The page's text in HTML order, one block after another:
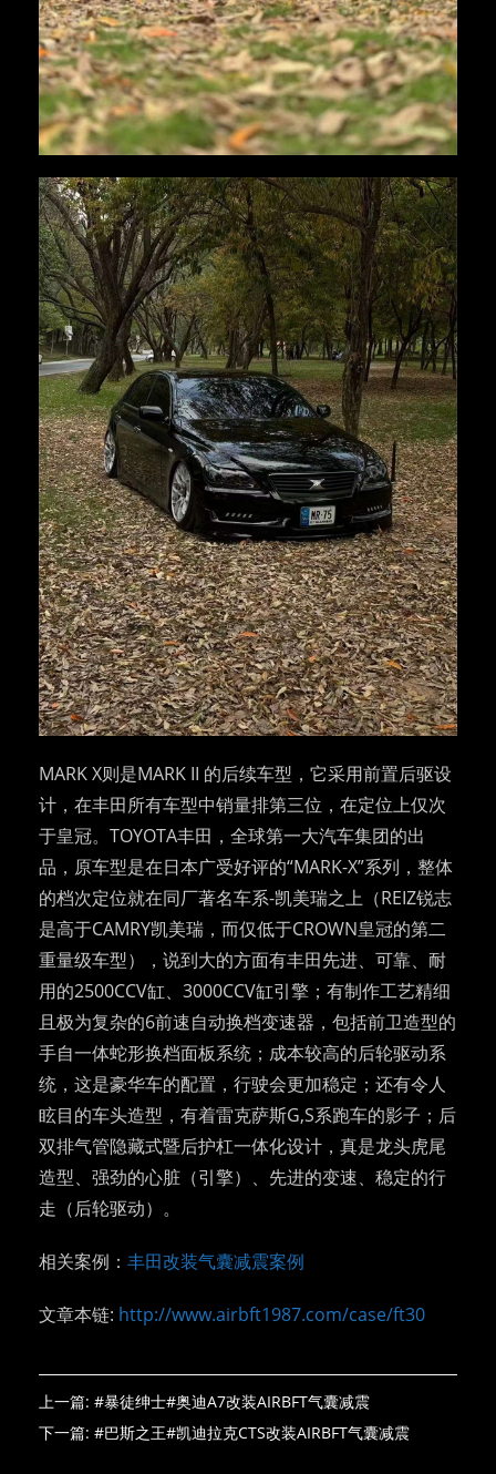
MARK X则是MARK II 的后续车型，它采用前置后驱设
计，在丰田所有车型中销量排第三位，在定位上仅次
于皇冠。TOYOTA丰田，全球第一大汽车集团的出
品，原车型是在日本广受好评的“MARK-X”系列，整体
的档次定位就在同厂著名车系-凯美瑞之上（REIZ锐志
是高于CAMRY凯美瑞，而仅低于CROWN皇冠的第二
重量级车型），说到大的方面有丰田先进、可靠、耐
用的2500CCV缸、3000CCV缸引擎；有制作工艺精细
且极为复杂的6前速自动换档变速器，包括前卫造型的
手自一体蛇形换档面板系统；成本较高的后轮驱动系
统，这是豪华车的配置，行驶会更加稳定；还有令人
眩目的车头造型，有着雷克萨斯G,S系跑车的影子；后
双排气管隐藏式暨后护杠一体化设计，真是龙头虎尾
造型、强劲的心脏（引擎）、先进的变速、稳定的行
走（后轮驱动）。
相关案例： 丰田改装气囊减震案例
文章本链: http://www.airbft1987.com/case/ft30
上一篇: #暴徒绅士#奥迪A7改装AIRBFT气囊减震
下一篇: #巴斯之王#凯迪拉克CTS改装AIRBFT气囊减震